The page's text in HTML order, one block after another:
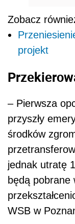
Zobacz
projekt
– Pierwsza
przyszły
środków
jednak utratę
będą pobrane
WSB w